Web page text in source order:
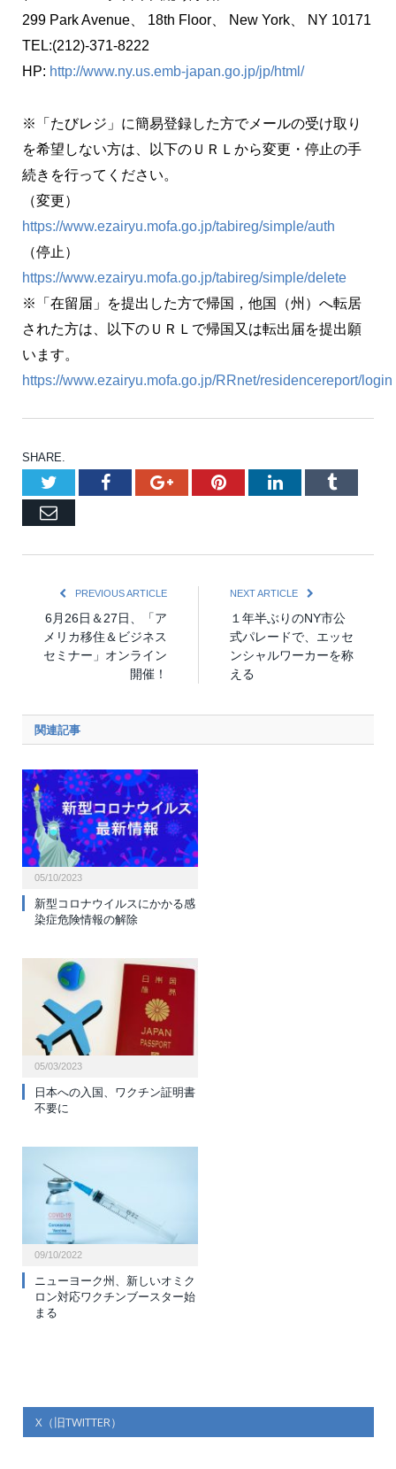
299 Park Avenue、 18th Floor、 New York、 NY 10171
TEL:(212)-371-8222
HP: http://www.ny.us.emb-japan.go.jp/jp/html/
※「たびレジ」に簡易登録した方でメールの受け取り
を希望しない方は、以下のＵＲＬから変更・停止の手
続きを行ってください。
（変更）
https://www.ezairyu.mofa.go.jp/tabireg/simple/auth
（停止）
https://www.ezairyu.mofa.go.jp/tabireg/simple/delete
※「在留届」を提出した方で帰国，他国（州）へ転居
された方は、以下のＵＲＬで帰国又は転出届を提出願
います。
https://www.ezairyu.mofa.go.jp/RRnet/residencereport/login
SHARE.
TwitterFacebookGoogle+PinterestLinkedInTumblr
Email
PREVIOUS ARTICLE
6月​26日＆27日、「ア
メリカ移住＆ビジネス
セミナー」オンライン
開催！
NEXT ARTICLE
１年半ぶりのNY市公
式パレードで、エッセ
ンシャルワーカーを称
える
関連記事
05/10/2023
新型コロナウイルスにかかる感
染症危険情報の解除
05/03/2023
日本への入国、ワクチン証明書
不要に
09/10/2022
ニューヨーク州、新しいオミク
ロン対応ワクチンブースター始
まる
X（旧TWITTER）